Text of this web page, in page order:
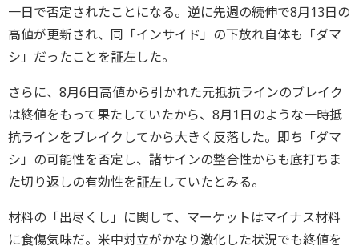
一日で否定されたことになる。逆に先週の続伸で8月13日の
高値が更新され、同「インサイド」の下放れ自体も「ダマ
シ」だったことを証左した。
さらに、8月6日高値から引かれた元抵抗ラインのブレイク
は終値をもって果たしていたから、8月1日のような一時抵
抗ラインをブレイクしてから大きく反落した。即ち「ダマ
シ」の可能性を否定し、諸サインの整合性からも底打ちま
た切り返しの有効性を証左していたとみる。
材料の「出尽くし」に関して、マーケットはマイナス材料
に食傷気味だ。米中対立がかなり激化した状況でも終値を